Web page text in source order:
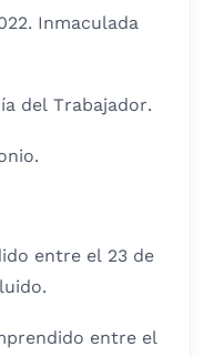
Inmaculada
del Trabajador.
entre el 23 de
entre el